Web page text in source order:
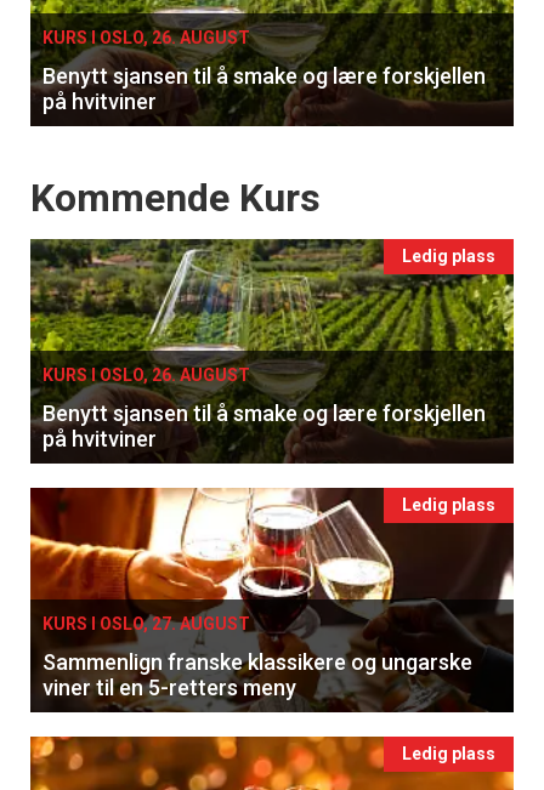
KURS I OSLO, 26. AUGUST
Benytt sjansen til å smake og lære forskjellen
på hvitviner
Events
Kommende Kurs
Ledig plass
KURS I OSLO, 26. AUGUST
Benytt sjansen til å smake og lære forskjellen
på hvitviner
Ledig plass
KURS I OSLO, 27. AUGUST
Sammenlign franske klassikere og ungarske
viner til en 5-retters meny
Ledig plass